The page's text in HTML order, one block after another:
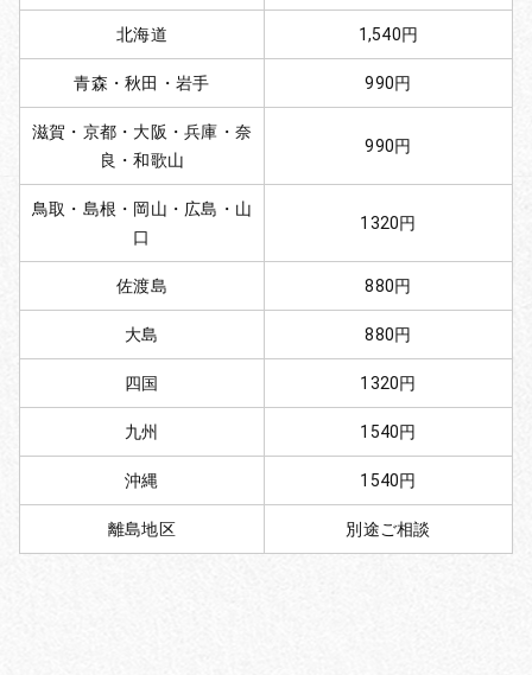
北海道 1,540円
青森・秋田・岩手 990円
滋賀・京都・大阪・兵庫・奈
良・和歌山
990円
鳥取・島根・岡山・広島・山
口
1320円
佐渡島 880円
大島 880円
四国 1320円
九州 1540円
沖縄 1540円
離島地区 別途ご相談